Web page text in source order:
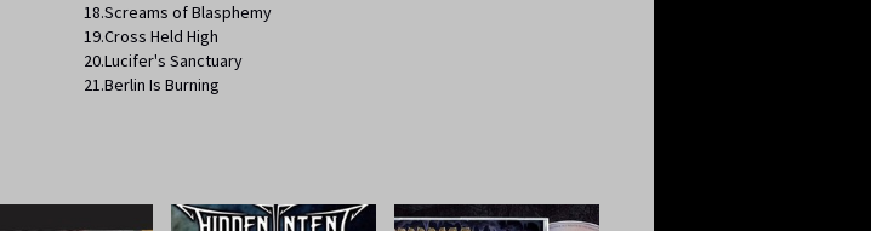
18.Screams of Blasphemy
19.Cross Held High
20.Lucifer's Sanctuary
21.Berlin Is Burning